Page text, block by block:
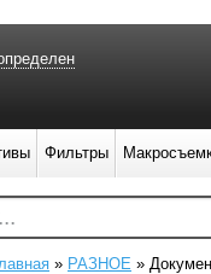
» РАЗНОЕ »
Фильтры